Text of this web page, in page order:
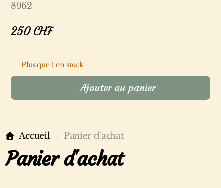
8962
250CHF
Plus que 1 en stock
Ajouter au panier
Accueil Panier d'achat
Panier d'achat